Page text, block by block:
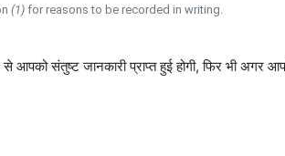
(1)for reasons to be recorded in writing.
आपको संतुष्ट जानकारी प्राप्त हुई होगी, फिर भी अगर